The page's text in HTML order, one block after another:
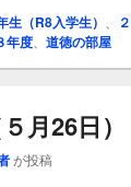
生（R8入学生）
年度 道徳の部屋
月26日）
が投稿